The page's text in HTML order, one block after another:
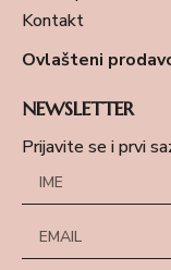
Kontakt
Ovlašteni
NEWSLETTER
Prijavite se i prvi